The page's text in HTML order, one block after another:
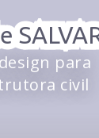
para
civil